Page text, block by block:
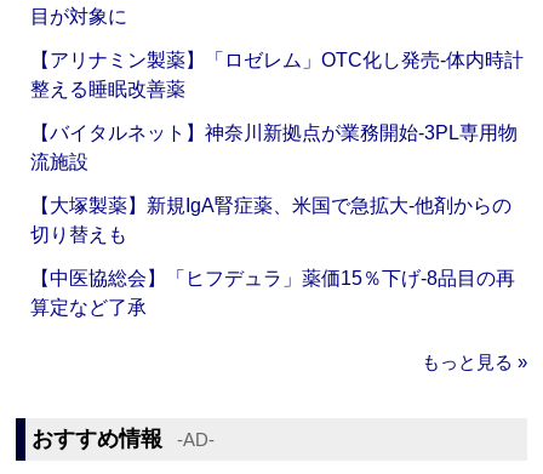
目が対象に
【アリナミン製薬】「ロゼレム」OTC化し発売‐体内時計
整える睡眠改善薬
【バイタルネット】神奈川新拠点が業務開始‐3PL専用物
流施設
【大塚製薬】新規IgA腎症薬、米国で急拡大‐他剤からの
切り替えも
【中医協総会】「ヒフデュラ」薬価15％下げ‐8品目の再
算定など了承
もっと見る »
おすすめ情報 ‐AD‐